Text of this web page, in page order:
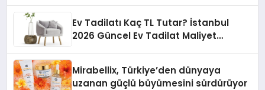
Ev Tadilatı Kaç TL Tutar? İstanbul
2026 Güncel Ev Tadilat Maliyet
Mirabellix, Türkiye’den dünyaya
uzanan güçlü büyümesini sürdürüyor